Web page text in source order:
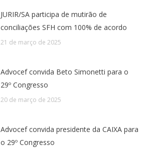
JURIR/SA participa de mutirão de
conciliações SFH com 100% de acordo
21 de março de 2025
Advocef convida Beto Simonetti para o
29º Congresso
20 de março de 2025
Advocef convida presidente da CAIXA para
o 29º Congresso